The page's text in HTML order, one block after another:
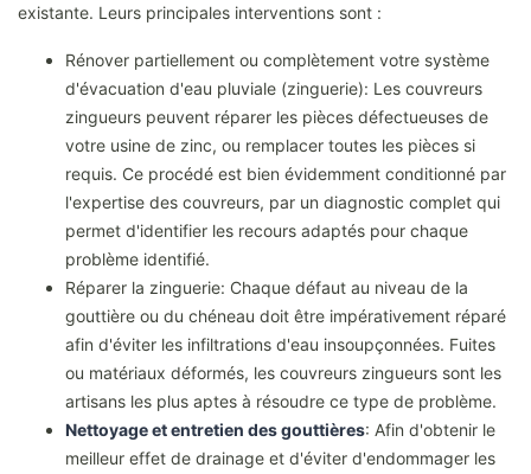
existante. Leurs principales interventions sont :
Rénover partiellement ou complètement votre système
d'évacuation d'eau pluviale (zinguerie): Les couvreurs
zingueurs peuvent réparer les pièces défectueuses de
votre usine de zinc, ou remplacer toutes les pièces si
requis. Ce procédé est bien évidemment conditionné par
l'expertise des couvreurs, par un diagnostic complet qui
permet d'identifier les recours adaptés pour chaque
problème identifié.
Réparer la zinguerie: Chaque défaut au niveau de la
gouttière ou du chéneau doit être impérativement réparé
afin d'éviter les infiltrations d'eau insoupçonnées. Fuites
ou matériaux déformés, les couvreurs zingueurs sont les
artisans les plus aptes à résoudre ce type de problème.
Nettoyage et entretien des gouttières: Afin d'obtenir le
meilleur effet de drainage et d'éviter d'endommager les